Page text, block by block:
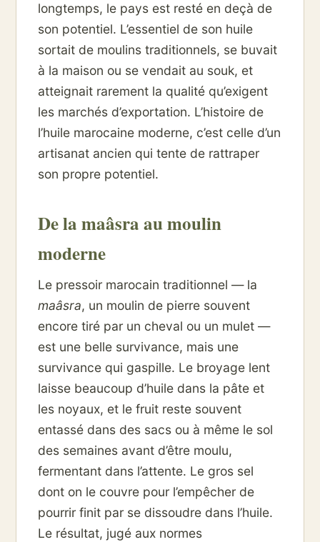
longtemps, le pays est resté en deçà de
son potentiel. L’essentiel de son huile
sortait de moulins traditionnels, se buvait
à la maison ou se vendait au souk, et
atteignait rarement la qualité qu’exigent
les marchés d’exportation. L’histoire de
l’huile marocaine moderne, c’est celle d’un
artisanat ancien qui tente de rattraper
son propre potentiel.
De la maâsra au moulin
moderne
Le pressoir marocain traditionnel — la
maâsra, un moulin de pierre souvent
encore tiré par un cheval ou un mulet —
est une belle survivance, mais une
survivance qui gaspille. Le broyage lent
laisse beaucoup d’huile dans la pâte et
les noyaux, et le fruit reste souvent
entassé dans des sacs ou à même le sol
des semaines avant d’être moulu,
fermentant dans l’attente. Le gros sel
dont on le couvre pour l’empêcher de
pourrir finit par se dissoudre dans l’huile.
Le résultat, jugé aux normes